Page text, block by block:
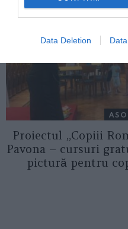
Data Deletion
Proiectul „Copiii
Pavona – cursuri
pictură pentru